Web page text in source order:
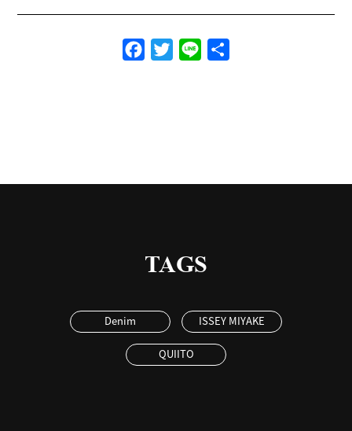
FacebookTwitterLine
TAGS
Denim ISSEY MIYAKE
QUIITO